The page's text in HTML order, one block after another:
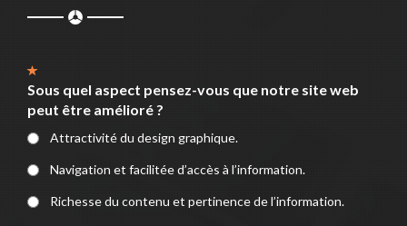
Sous quel aspect pensez-vous que notre site web
peut être amélioré ?
Attractivité du design graphique.
Navigation et facilitée d’accès à l’information.
Richesse du contenu et pertinence de l’information.